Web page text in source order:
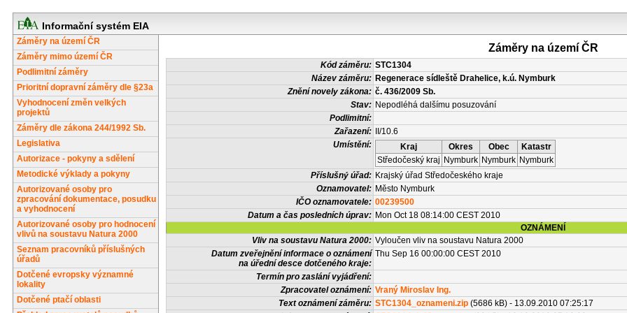
Informační systém EIA
Záměry na území ČR
Záměry mimo území ČR
Podlimitní záměry
Prioritní dopravní záměry dle §23a
Vyhodnocení změn velkých
projektů
Záměry dle zákona 244/1992 Sb.
Legislativa
Autorizace - pokyny a sdělení
Metodické výklady a pokyny
Autorizované osoby pro
zpracování dokumentace, posudku
a vyhodnocení
Autorizované osoby pro hodnocení
vlivů na soustavu Natura 2000
Seznam pracovníků příslušných
úřadů
Dotčené evropsky významné
lokality
Dotčené ptačí oblasti
Záměry na území ČR
Kód záměru: STC1304
Název záměru: Regenerace sídleště Drahelice, k.ú. Nymburk
Znění novely zákona: č. 436/2009 Sb.
Stav: Nepodléhá dalšímu posuzování
Podlimitní:
Zařazení:
II/10.6
Umístění:
Kraj Okres Obec
Katastr
Středočeský kraj Nymburk Nymburk Nymburk
Příslušný úřad: Krajský úřad Středočeského kraje
Oznamovatel: Město Nymburk
IČO oznamovatele: 00239500
Datum a čas posledních úprav: Mon Oct 18 08:14:00 CEST 2010
OZNÁMENÍ
Vliv na soustavu Natura 2000: Vyloučen vliv na soustavu Natura 2000
Datum zveřejnění informace o oznámení
na úřední desce dotčeného kraje:
Thu Sep 16 00:00:00 CEST 2010
Termín pro zaslání vyjádření:
Zpracovatel oznámení: Vraný Miroslav Ing.
Text oznámení záměru: STC1304_oznameni.zip (5686 kB) - 13.09.2010 07:25:17